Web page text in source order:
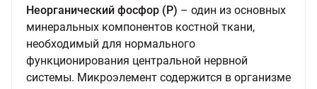
Неорганический фосфор (Р) – один из основных
минеральных компонентов костной ткани,
необходимый для нормального
функционирования центральной нервной
системы. Микроэлемент содержится в организме